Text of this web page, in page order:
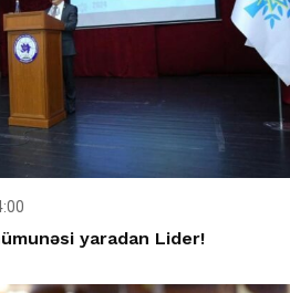
yaradan Lider!